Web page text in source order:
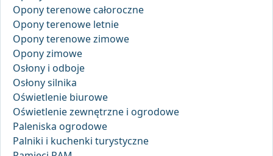
Opony terenowe całoroczne
Opony terenowe letnie
Opony terenowe zimowe
Opony zimowe
Osłony i odboje
Osłony silnika
Oświetlenie biurowe
Oświetlenie zewnętrzne i ogrodowe
Paleniska ogrodowe
Palniki i kuchenki turystyczne